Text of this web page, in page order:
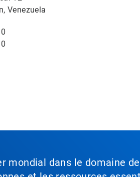
Venezuela
mondial dans le domaine